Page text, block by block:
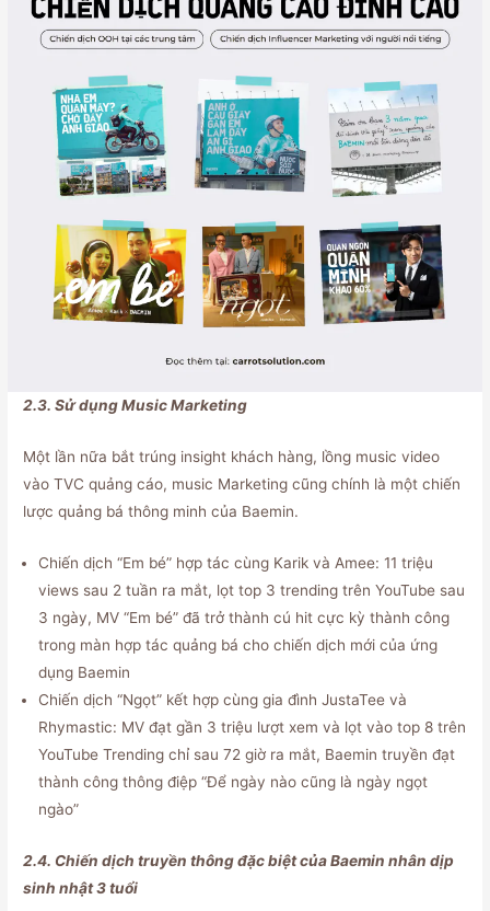
2.3. Sử dụng Music Marketing
Một lần nữa bắt trúng insight khách hàng, lồng music video
vào TVC quảng cáo, music Marketing cũng chính là một chiến
lược quảng bá thông minh của Baemin.
Chiến dịch “Em bé” hợp tác cùng Karik và Amee: 11 triệu
views sau 2 tuần ra mắt, lọt top 3 trending trên YouTube sau
3 ngày, MV “Em bé” đã trở thành cú hit cực kỳ thành công
trong màn hợp tác quảng bá cho chiến dịch mới của ứng
dụng Baemin
Chiến dịch “Ngọt” kết hợp cùng gia đình JustaTee và
Rhymastic: MV đạt gần 3 triệu lượt xem và lọt vào top 8 trên
YouTube Trending chỉ sau 72 giờ ra mắt, Baemin truyền đạt
thành công thông điệp “Để ngày nào cũng là ngày ngọt
ngào”
2.4. Chiến dịch truyền thông đặc biệt của Baemin nhân dịp
sinh nhật 3 tuổi